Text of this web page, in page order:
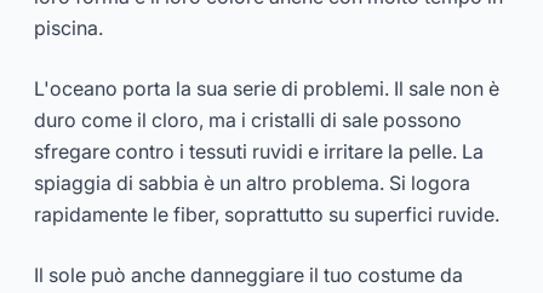
piscina.
L'oceano porta la sua serie di problemi. Il sale non è
duro come il cloro, ma i cristalli di sale possono
sfregare contro i tessuti ruvidi e irritare la pelle. La
spiaggia di sabbia è un altro problema. Si logora
rapidamente le fiber, soprattutto su superfici ruvide.
Il sole può anche danneggiare il tuo costume da